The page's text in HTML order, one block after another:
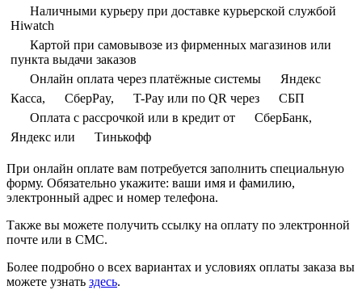
Наличными курьеру при доставке курьерской службой
Hiwatch
Картой при самовывозе из фирменных магазинов или
пункта выдачи заказов
Онлайн оплата через платёжные системы
Яндекс
Касса,
СберPay, T-Pay или по QR через
СБП
Оплата с рассрочкой или в кредит от
СберБанк,
Яндекс или
Тинькофф
При онлайн оплате вам потребуется заполнить специальную
форму. Обязательно укажите: ваши имя и фамилию,
электронный адрес и номер телефона.
Также вы можете получить ссылку на оплату по электронной
почте или в СМС.
Более подробно о всех вариантах и условиях оплаты заказа вы
можете узнать здесь.